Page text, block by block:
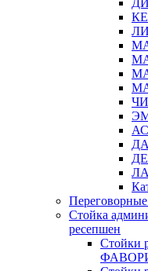
Стойка
ресепшен
Стойки